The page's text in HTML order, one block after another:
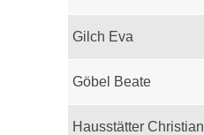
Gilch Eva
Göbel Beate
Hausstätter Christian